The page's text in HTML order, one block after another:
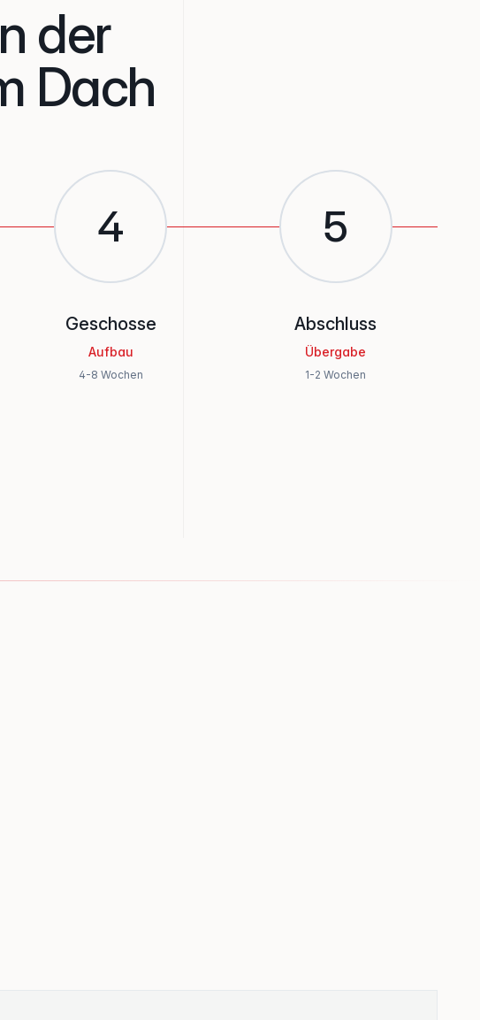
der
Dach
4
Geschosse
Aufbau
4-8 Wochen
5
Abschluss
Übergabe
1-2 Wochen